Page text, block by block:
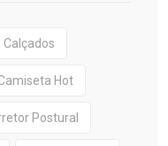
Calçados
Hot
Postural